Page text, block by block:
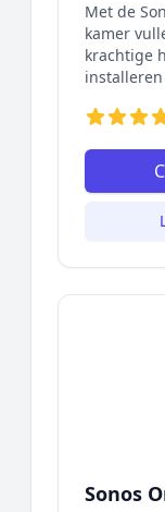
Met de
kamer
krachtige
Sonos